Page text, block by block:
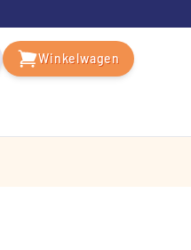
Winkelwagen